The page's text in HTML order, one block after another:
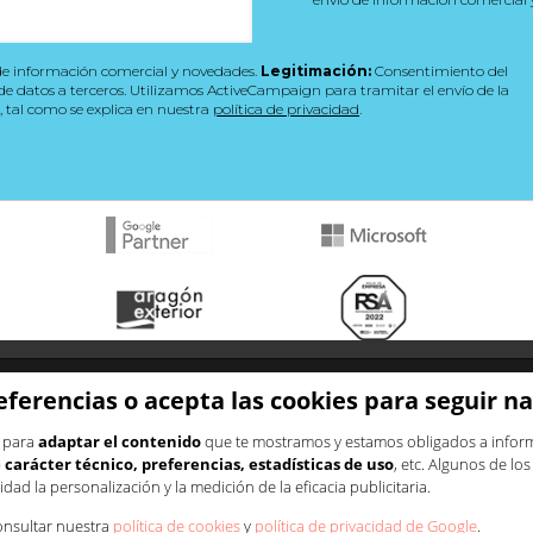
o acepta las cookies para seguir
paraadaptar el contenidoque te mostramos y estamos obligados a
técnico, preferencias, estadísticas de uso, etc. Algunos de
la personalización y la medición de la eficacia publicitaria.
nuestra política de cookiesy política de privacidad de Google.
información comercial y novedades. Legitimación: Consentimiento del
datos a terceros. Utilizamos ActiveCampaign para tramitar el envío de la
como se explica en nuestra política de privacidad.
Recursos estratégicos
Para mejorar la conversión